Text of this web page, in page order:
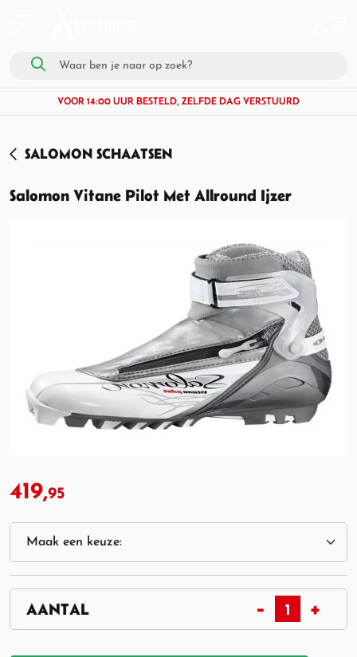
VOOR 14:00 UUR BESTELD, ZELFDE DAG VERSTUURD
SALOMON SCHAATSEN
Salomon Vitane Pilot Met Allround Ijzer
419,95